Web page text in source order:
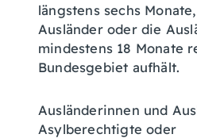
längstens sechs
Ausländer oder die
mindestens 18 Monate
Bundesgebiet aufhält.
Ausländerinnen und
Asylberechtigte oder